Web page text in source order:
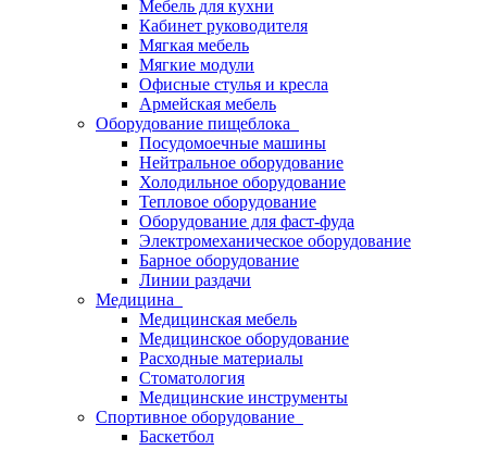
Мебель для кухни
Кабинет руководителя
Мягкая мебель
Мягкие модули
Офисные стулья и кресла
Армейская мебель
Оборудование пищеблока
Посудомоечные машины
Нейтральное оборудование
Холодильное оборудование
Тепловое оборудование
Оборудование для фаст-фуда
Электромеханическое оборудование
Барное оборудование
Линии раздачи
Медицина
Медицинская мебель
Медицинское оборудование
Расходные материалы
Стоматология
Медицинские инструменты
Спортивное оборудование
Баскетбол